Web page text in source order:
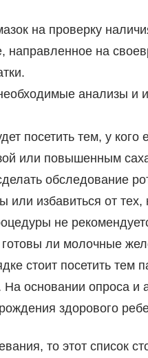
на проверку
направленное на
анализы и
посетить тем, у
или повышенным
обследование
избавиться от
не
ли молочные
стоит посетить тем
основании опроса и
здорового
то этот список